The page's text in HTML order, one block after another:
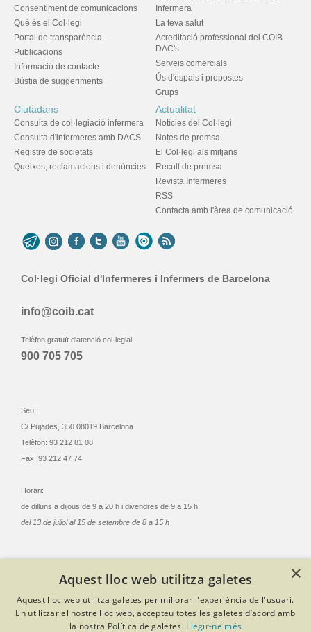
Consentiment de comunicacions
Què és el Col·legi
Portal de transparència
Publicacions
Informació de contacte
Bústia de suggeriments
Infermera
La teva salut
Acreditació professional del COIB -
DAC's
Serveis comercials
Ús d'espais i propostes
Grups
Ciutadans
Consulta de col·legiació infermera
Consulta d'infermeres amb DACS
Registre de societats
Queixes, reclamacions i denúncies
Actualitat
Notícies del Col·legi
Notes de premsa
El Col·legi als mitjans
Recull de premsa
Revista Infermeres
RSS
Contacta amb l'àrea de comunicació
Col·legi Oficial d'Infermeres i Infermers de Barcelona
info@coib.cat
Telèfon gratuït d'atenció col·legial:
900 705 705
Seu:
C/ Pujades, 350 08019 Barcelona
Telèfon: 93 212 81 08
Fax: 93 212 47 74
Horari:
de dilluns a dijous de 9 a 20 h i divendres de 9 a 15 h
del 13 de juliol al 15 de setembre de 8 a 15 h
© Col·legi Oficial Infermeres i Infermers de Barcelona
Criteris de privacitat
Política de cookies
Avís legal
Política de protecció de dades
Política de qualitat
×
Aquest lloc web utilitza galetes
Aquest lloc web utilitza galetes per millorar l'experiència de l'usuari.
En utilitzar el nostre lloc web, accepteu totes les galetes d’acord amb
la nostra Política de galetes. Llegir-ne més